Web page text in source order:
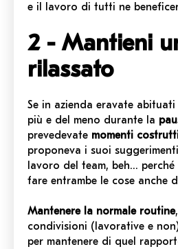
e il lavoro di tutti ne
2 - Mantieni
rilassato
Se in azienda eravate abituati
più e del meno durante la
prevedevate momenti
proponeva i suoi
lavoro del team, beh…
fare entrambe le cose anche
Mantenere la normale routine
condivisioni (lavorative e
per mantenere di quel